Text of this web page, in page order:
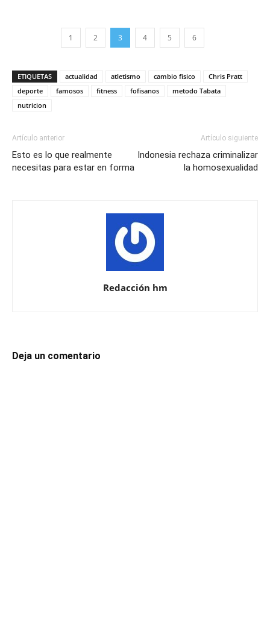
1 2 3 4 5 6
ETIQUETAS actualidad atletismo cambio fisico
Chris Pratt
deporte
famosos fitness fofisanos
metodo Tabata
nutricion
Artículo anterior
Esto es lo que realmente
necesitas para estar en forma
Artículo siguiente
Indonesia rechaza criminalizar
la homosexualidad
Redacción hm
Deja un comentario